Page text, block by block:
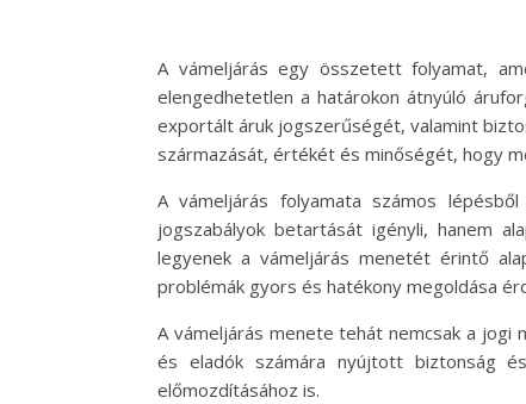
A vámeljárás egy összetett folyamat,
elengedhetetlen a határokon átnyúló
exportált áruk jogszerűségét, valamint
származását, értékét és minőségét, hogy
A vámeljárás folyamata számos
jogszabályok betartását igényli, hanem
legyenek a vámeljárás menetét érintő
problémák gyors és hatékony megoldása
A vámeljárás menete tehát nemcsak a jogi
és eladók számára nyújtott biztonság
előmozdításához is.